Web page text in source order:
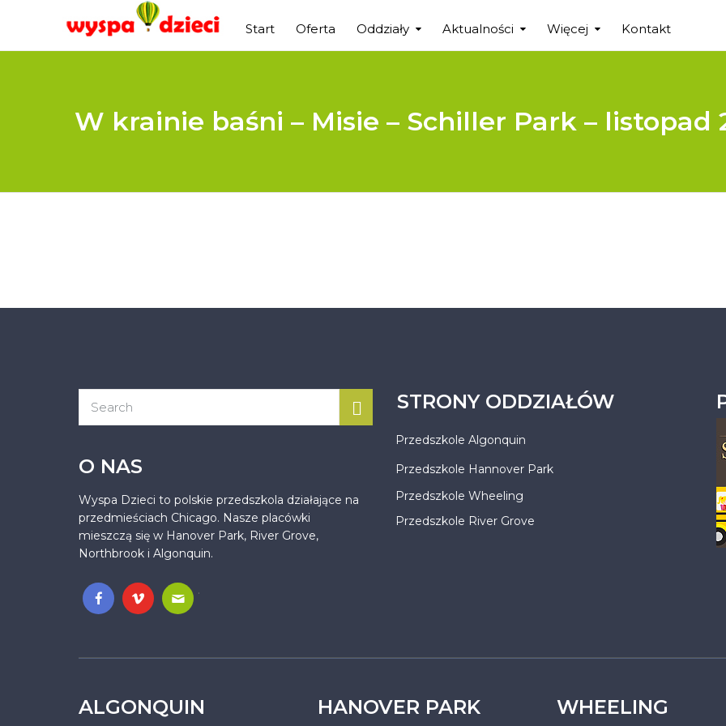
Start Oferta Oddziały Aktualności Więcej Kontakt
W krainie baśni – Misie – Schiller Park – listopad
O NAS
Wyspa Dzieci to polskie przedszkola działające na
przedmieściach Chicago. Nasze placówki
mieszczą się w Hanover Park, River Grove,
Northbrook i Algonquin.
.
STRONY ODDZIAŁÓW
Przedszkole Algonquin
Przedszkole Hannover Park
Przedszkole Wheeling
Przedszkole River Grove
ALGONQUIN HANOVER PARK WHEELING